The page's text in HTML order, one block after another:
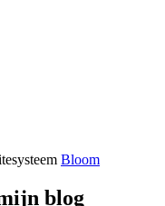
Bloom
blog